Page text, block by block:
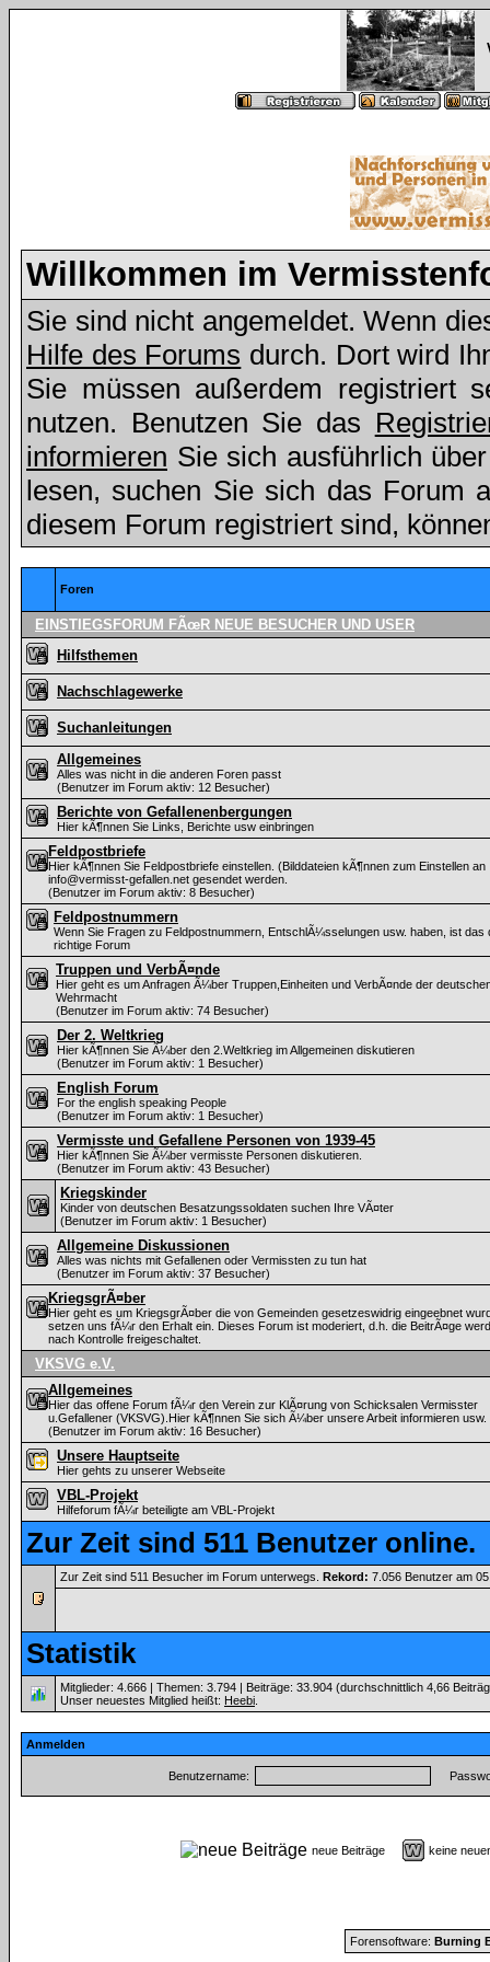
Willkommen im
Sie sind nicht angemeldet. Wenn
Hilfe des Forums durch. Dort wird
Sie müssen außerdem registriert
nutzen. Benutzen Sie das
informieren Sie sich ausführlich
lesen, suchen Sie sich das Forum
diesem Forum registriert sind,
Foren
EINSTIEGSFORUM FÃœR NEUE BESUCHER UND USER
Hilfsthemen
Nachschlagewerke
Suchanleitungen
Allgemeines
Alles was nicht in die anderen Foren passt
(Benutzer im Forum aktiv: 12 Besucher)
Berichte von Gefallenenbergungen
Hier kÃ¶nnen Sie Links, Berichte usw einbringen
Feldpostbriefe
Hier kÃ¶nnen Sie Feldpostbriefe einstellen. (Bilddateien kÃ¶nnen zum Einstellen an
info@vermisst-gefallen.net gesendet werden.
(Benutzer im Forum aktiv: 8 Besucher)
Feldpostnummern
Wenn Sie Fragen zu Feldpostnummern, EntschlÃ¼sselungen usw. haben, ist das
richtige Forum
Truppen und VerbÃ¤nde
Hier geht es um Anfragen Ã¼ber Truppen,Einheiten und VerbÃ¤nde der
Wehrmacht
(Benutzer im Forum aktiv: 74 Besucher)
Der 2. Weltkrieg
Hier kÃ¶nnen Sie Ã¼ber den 2.Weltkrieg im Allgemeinen diskutieren
(Benutzer im Forum aktiv: 1 Besucher)
English Forum
For the english speaking People
(Benutzer im Forum aktiv: 1 Besucher)
Vermisste und Gefallene Personen von 1939-45
Hier kÃ¶nnen Sie Ã¼ber vermisste Personen diskutieren.
(Benutzer im Forum aktiv: 43 Besucher)
Kriegskinder
Kinder von deutschen Besatzungssoldaten suchen Ihre VÃ¤ter
(Benutzer im Forum aktiv: 1 Besucher)
Allgemeine Diskussionen
Alles was nichts mit Gefallenen oder Vermissten zu tun hat
(Benutzer im Forum aktiv: 37 Besucher)
KriegsgrÃ¤ber
Hier geht es um KriegsgrÃ¤ber die von Gemeinden gesetzeswidrig eingeebnet
setzen uns fÃ¼r den Erhalt ein. Dieses Forum ist moderiert, d.h. die BeitrÃ¤ge
nach Kontrolle freigeschaltet.
VKSVG e.V.
Allgemeines
Hier das offene Forum fÃ¼r den Verein zur KlÃ¤rung von Schicksalen Vermisster
u.Gefallener (VKSVG).Hier kÃ¶nnen Sie sich Ã¼ber unsere Arbeit informieren usw.
(Benutzer im Forum aktiv: 16 Besucher)
Unsere Hauptseite
Hier gehts zu unserer Webseite
VBL-Projekt
Hilfeforum fÃ¼r beteiligte am VBL-Projekt
Zur Zeit sind 511 Benutzer online.
Zur Zeit sind 511 Besucher im Forum unterwegs. Rekord: 7.056 Benutzer am
Statistik
Mitglieder: 4.666 | Themen: 3.794 | Beiträge: 33.904 (durchschnittlich 4,66
Unser neuestes Mitglied heißt: Heebi
Anmelden
Benutzername:
neue Beiträge keine
Forensoftware: Burning